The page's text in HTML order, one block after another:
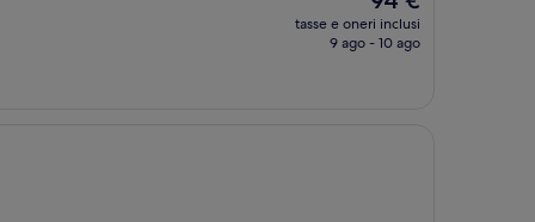
prezzo
attuale
tasse e oneri inclusi
9 ago - 10 ago